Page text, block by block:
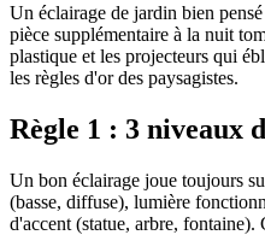
Un éclairage de jardin bien
pièce supplémentaire à la nuit
plastique et les projecteurs qui
les règles d'or des paysagistes.
Règle 1 : 3 niveaux
Un bon éclairage joue toujours
(basse, diffuse), lumière
d'accent (statue, arbre, fontaine).